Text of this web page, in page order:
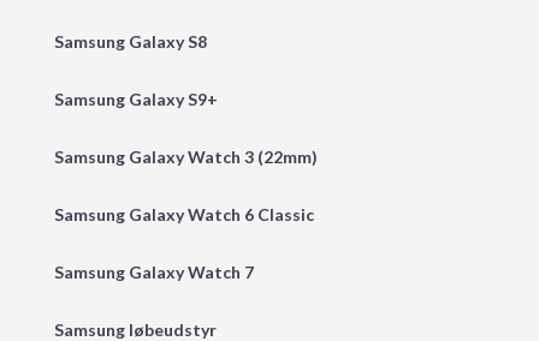
Samsung Galaxy S8
Samsung Galaxy S9+
Samsung Galaxy Watch 3 (22mm)
Samsung Galaxy Watch 6 Classic
Samsung Galaxy Watch 7
Samsung løbeudstyr